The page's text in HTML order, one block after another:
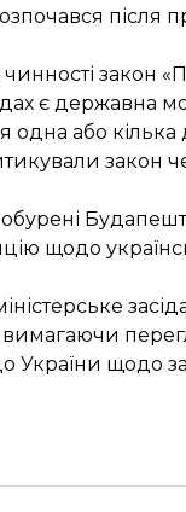
закон
є державна
або
закон
щодо
України щодо